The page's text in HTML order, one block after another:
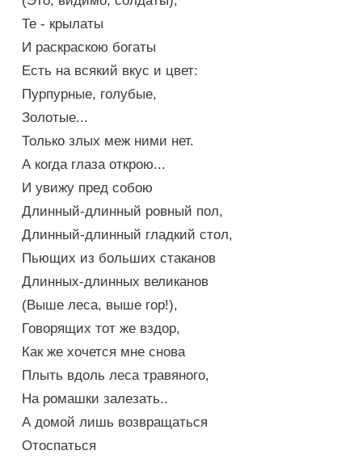
Те - крылаты
И раскраскою богаты
Есть на всякий вкус и цвет:
Пурпурные, голубые,
Золотые...
Только злых меж ними нет.
А когда глаза открою...
И увижу пред собою
Длинный-длинный ровный пол,
Длинный-длинный гладкий стол,
Пьющих из больших стаканов
Длинных-длинных великанов
(Выше леса, выше гор!),
Говорящих тот же вздор,
Как же хочется мне снова
Плыть вдоль леса травяного,
На ромашки залезать..
А домой лишь возвращаться
Отоспаться